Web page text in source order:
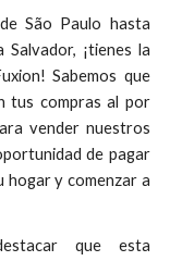
São Paulo hasta
¡tienes la
Sabemos que
tus compras al por
vender nuestros
de pagar
hogar y comenzar a
que esta